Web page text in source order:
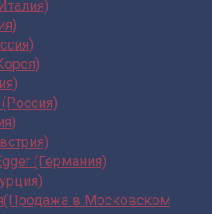
(Германия)
в Московском